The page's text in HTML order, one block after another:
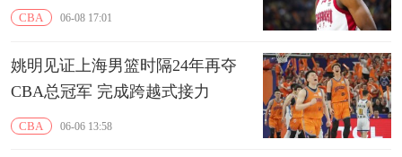
CBA 06-08 17:01
姚明见证上海男篮时隔24年再夺
CBA总冠军 完成跨越式接力
CBA 06-06 13:58